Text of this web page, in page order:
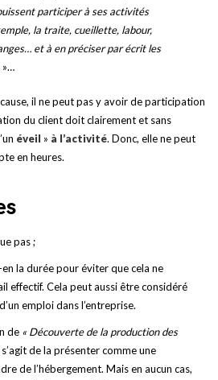
participer à ses activités
la traite, cueillette, labour,
et à en préciser par écrit les
»…
il ne peut pas y avoir de participation
du client doit clairement et sans
éveil » à l’activité. Donc, elle ne peut
en heures.
pas ;
la durée pour éviter que cela ne
effectif. Cela peut aussi être considéré
emploi dans l’entreprise.
de « Découverte de la production des
s’agit de la présenter comme une
de l’hébergement. Mais en aucun cas,